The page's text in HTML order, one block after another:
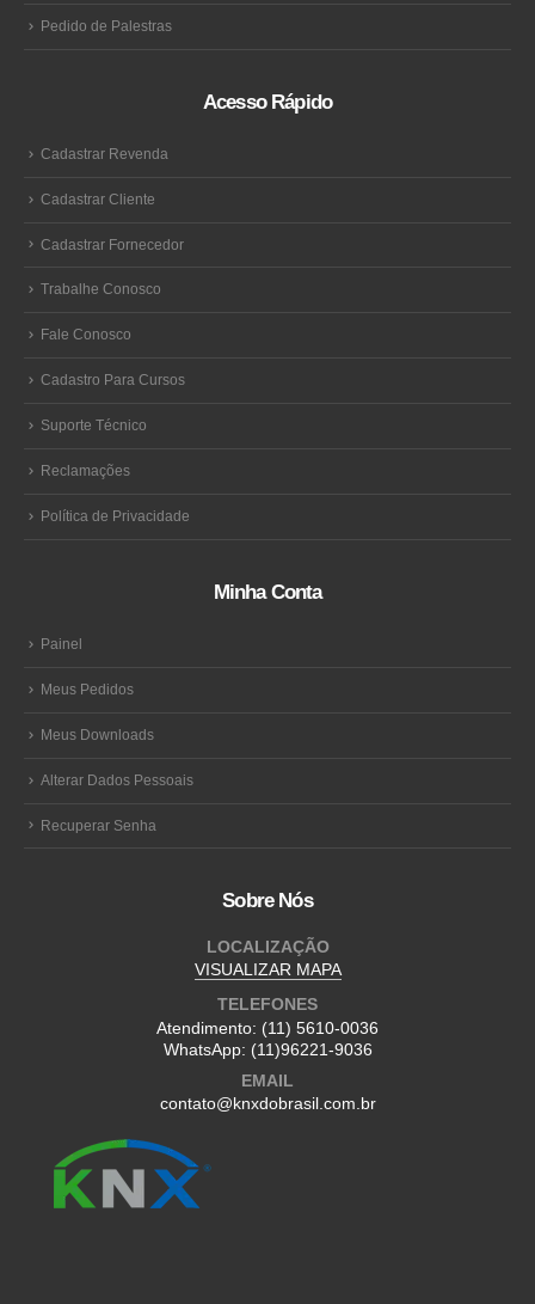
Pedido de Palestras
Acesso Rápido
Cadastrar Revenda
Cadastrar Cliente
Cadastrar Fornecedor
Trabalhe Conosco
Fale Conosco
Cadastro Para Cursos
Suporte Técnico
Reclamações
Política de Privacidade
Minha Conta
Painel
Meus Pedidos
Meus Downloads
Alterar Dados Pessoais
Recuperar Senha
Sobre Nós
LOCALIZAÇÃO
VISUALIZAR MAPA
TELEFONES
Atendimento: (11) 5610-0036
WhatsApp: (11)96221-9036
EMAIL
contato@knxdobrasil.com.br